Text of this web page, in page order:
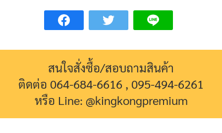
สนใจสั่งซื้อ/สอบถามสินค้า
ติดต่อ 064-684-6616 , 095-494-6261
หรือ Line: @kingkongpremium